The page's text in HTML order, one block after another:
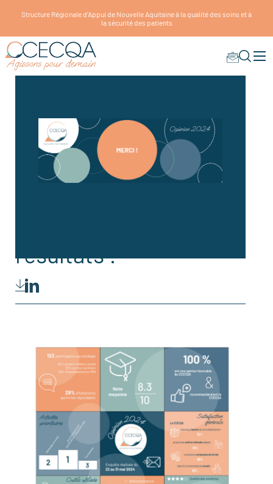
Structure Régionale d'Appui de Nouvelle Aquitaine à la qualité des soins et à
la sécurité des patients
résultats !